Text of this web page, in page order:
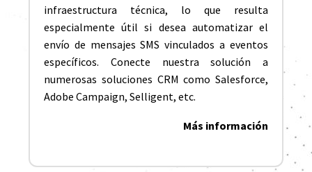
infraestructura técnica, lo que resulta
especialmente útil si desea automatizar el
envío de mensajes SMS vinculados a eventos
específicos. Conecte nuestra solución a
numerosas soluciones CRM como Salesforce,
Adobe Campaign, Selligent, etc.
Más información